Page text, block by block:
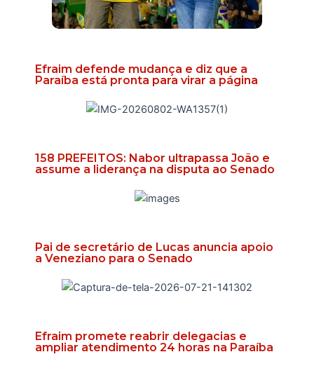
Efraim defende mudança e diz que a
Paraíba está pronta para virar a página
158 PREFEITOS: Nabor ultrapassa João e
assume a liderança na disputa ao Senado
Pai de secretário de Lucas anuncia apoio
a Veneziano para o Senado
Efraim promete reabrir delegacias e
ampliar atendimento 24 horas na Paraíba